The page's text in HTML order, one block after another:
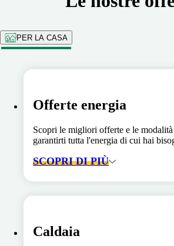
PER LA CASA
Offerte energia
Scopri le migliori offerte e le
garantirti tutta l'energia di cui hai
SCOPRI DI PIÙ
Caldaia